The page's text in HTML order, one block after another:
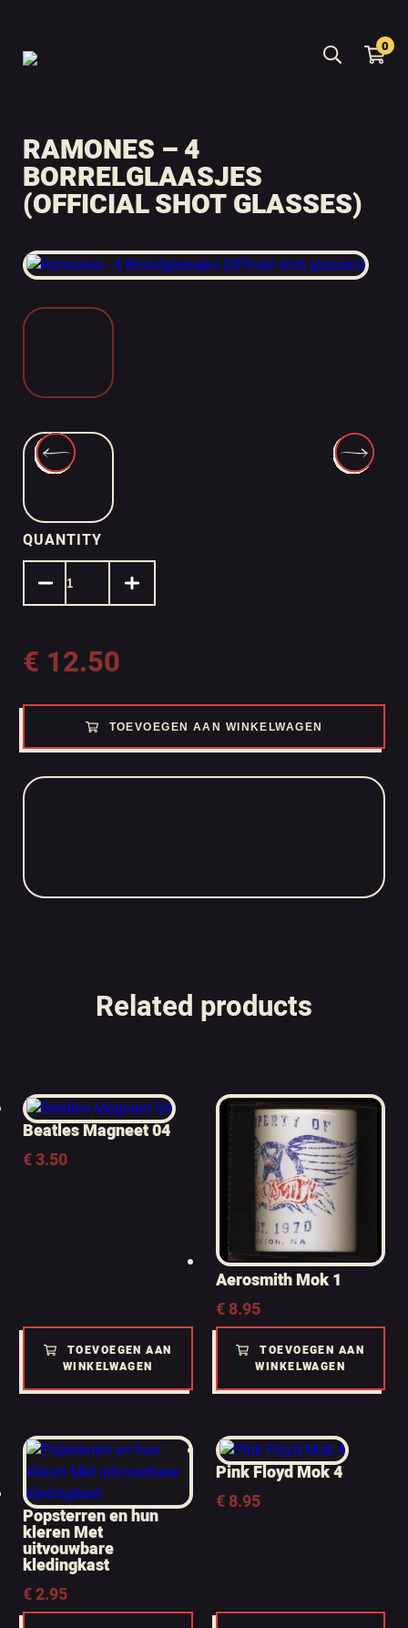
0
RAMONES – 4
BORRELGLAASJES
(OFFICIAL SHOT GLASSES)
QUANTITY
€ 12.50
TOEVOEGEN AAN WINKELWAGEN
Related products
Beatles Magneet 04
€3.50
TOEVOEGEN AAN
WINKELWAGEN
Aerosmith Mok 1
€8.95
TOEVOEGEN AAN
WINKELWAGEN
Popsterren en hun
kleren Met
uitvouwbare
kledingkast
€2.95
Pink Floyd Mok 4
€8.95